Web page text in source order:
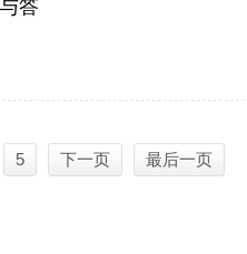
答
5 下一页 最后一页